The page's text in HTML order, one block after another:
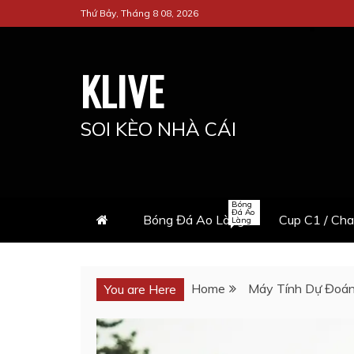
to
Thứ Bảy, Tháng 8 08, 2026
KLIVE
SOI KÈO NHÀ CÁI
Bóng Đá Ao Làng
Bóng
Đá Ao
Làng Cup C1 /
You are Here Home Máy Tính Dự Đoán